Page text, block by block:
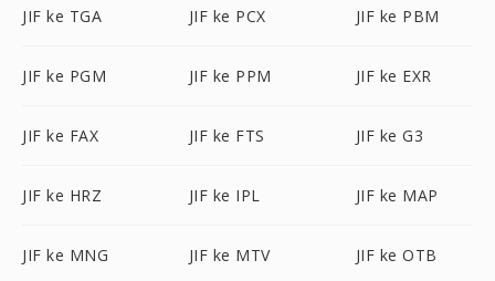
JIF ke TGA JIF ke PCX JIF ke PBM
JIF ke PGM JIF ke PPM JIF ke EXR
JIF ke FAX JIF ke FTS JIF ke G3
JIF ke HRZ JIF ke IPL JIF ke MAP
JIF ke MNG JIF ke MTV JIF ke OTB